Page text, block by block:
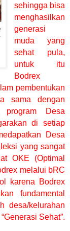
sehingga bisa
menghasilkan
generasi
muda yang
sehat pula,
untuk itu
Bodrex
pembentukan
sama dengan
program Desa
di setiap
Desa
yang sangat
OKE (Optimal
melalui bRC
karena Bodrex
fundamental
desa/kelurahan
Sehat”.